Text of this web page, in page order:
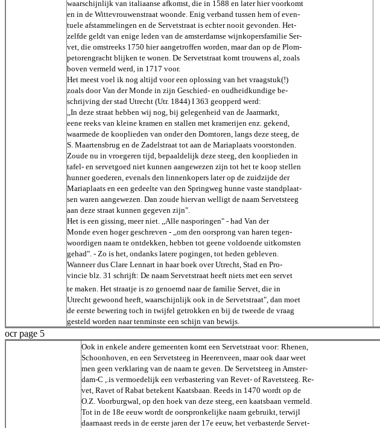
waarschijnlijk van italiaanse afkomst, die in 1588 en later hier voorkomt
en in de Wittevrouwenstraat woonde. Enig verband tussen hem of even-
tuele afstammelingen en de Servetstraat is echter nooit gevonden. Het-
zelfde geldt van enige leden van de amsterdamse wijnkopersfamilie Ser-
vet, die omstreeks 1750 hier aangetroffen worden, maar dan op de Plom-
petorengracht blijken te wonen. De Servetstraat komt trouwens al, zoals
boven vermeld werd, in 1717 voor.
Het meest voel ik nog altijd voor een oplossing van het vraagstuk(!)
zoals door Van der Monde in zijn Geschied- en oudheidkundige be-
schrijving der stad Utrecht (Utr. 1844) I 363 geopperd werd:
,,In deze straat hebben wij nog, bij gelegenheid van de Jaarmarkt,
eene reeks van kleine kramen en stallen met kramerijen enz. gekend,
waarmede de kooplieden van onder den Domtoren, langs deze steeg, de
S. Maartensbrug en de Zadelstraat tot aan de Mariaplaats voorstonden.
Zoude nu in vroegeren tijd, bepaaldelijk deze steeg, den kooplieden in
tafel- en servetgoed niet kunnen aangewezen zijn tot het te koop stellen
hunner goederen, evenals den linnenkopers later op de zuidzijde der
Mariaplaats en een gedeelte van den Springweg hunne vaste standplaat-
sen waren aangewezen. Dan zoude hiervan welligt de naam Servetsteeg
aan deze straat kunnen gegeven zijn".
Het is een gissing, meer niet. ,,Alle nasporingen" - had Van der
Monde even hoger geschreven - ,,om den oorsprong van haren tegen-
woordigen naam te ontdekken, hebben tot geene voldoende uitkomsten
gehad". - Zo is het, ondanks latere pogingen, tot heden gebleven.
Wanneer dus Clare Lennart in haar boek over Utrecht, Stad en Pro-
vincie blz. 31 schrijft: De naam Servetstraat heeft niets met een servet
te maken. Het straatje is zo genoemd naar de familie Servet, die in
Utrecht gewoond heeft, waarschijnlijk ook in de Servetstraat", dan moet
de eerste bewering toch in twijfel getrokken en bij de tweede de vraag
gesteld worden naar tenminste een schijn van bewijs.
ocr page 5
Ook in enkele andere gemeenten komt een Servetstraat voor: Rhenen,
Schoonhoven, en een Servetsteeg in Heerenveen, maar ook daar weet
men geen verklaring van de naam te geven. De Servetsteeg in Amster-
dam-C ,.is vermoedelijk een verbastering van Revet- of Ravetsteeg. Re-
vet, Ravet of Rabat betekent Kaatsbaan. Reeds in 1470 wordt op de
O.Z. Voorburgwal, op den hoek van deze steeg, een kaatsbaan vermeld.
Tot in de 18e eeuw wordt de oorspronkelijke naam gebruikt, terwijl
daarnaast reeds in de eerste jaren der 17e eeuw, het verbasterde Servet-